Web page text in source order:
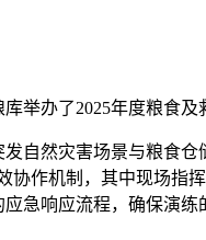
举办了2025年度粮食及
自然灾害场景与粮食
协作机制，其中现场
急响应流程，确保演练